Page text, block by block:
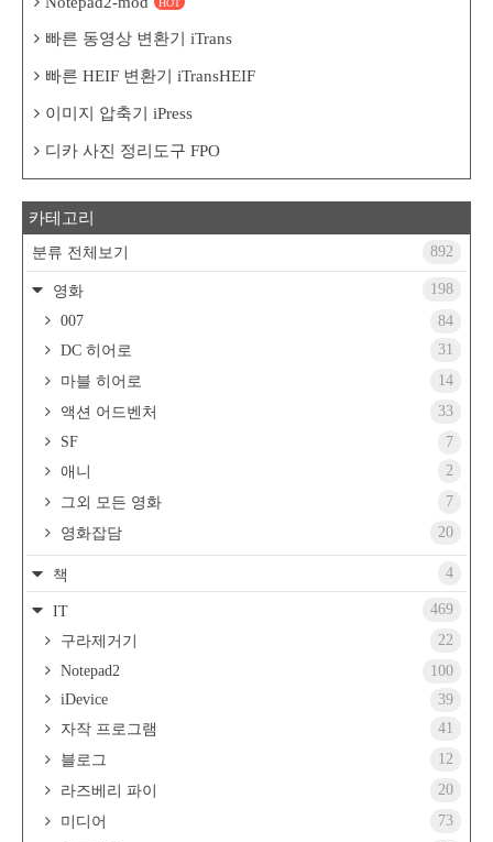
HOT
빠른 동영상 변환기 iTrans
빠른 HEIF 변환기 iTransHEIF
이미지 압축기 iPress
디카 사진 정리도구 FPO
카테고리
분류 전체보기 892
영화
198
007
84
DC 히어로
31
마블 히어로
14
액션 어드벤처
33
SF
7
애니
2
그외 모든 영화
7
영화잡담
20
책 4
IT
469
구라제거기
22
Notepad2
100
iDevice
39
자작 프로그램
41
블로그
12
라즈베리 파이
20
미디어
73